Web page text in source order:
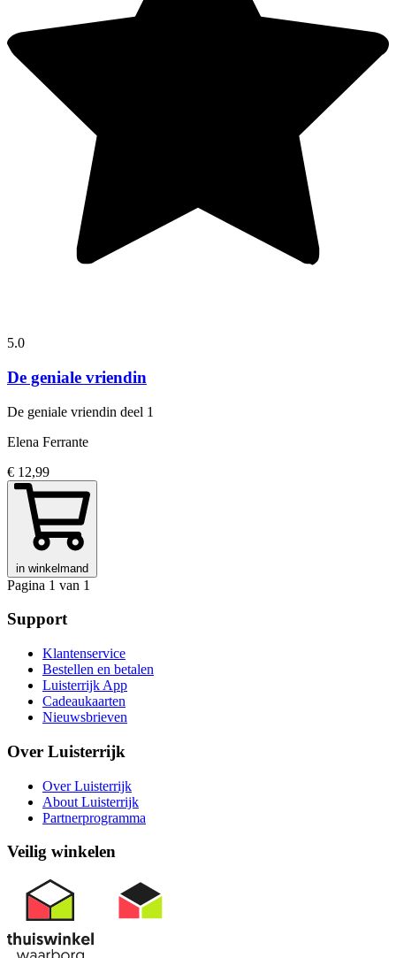
5.0
De geniale vriendin
De geniale vriendin deel 1
Elena Ferrante
€ 12,99
in winkelmand
Pagina 1 van 1
Support
Klantenservice
Bestellen en betalen
Luisterrijk App
Cadeaukaarten
Nieuwsbrieven
Over Luisterrijk
Over Luisterrijk
About Luisterrijk
Partnerprogramma
Veilig winkelen